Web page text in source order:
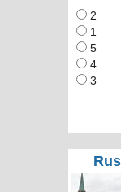
2
1
5
4
3
RUTID